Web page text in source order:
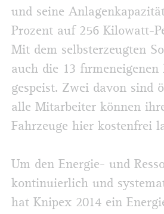
und seine
Prozent auf 256 Kilowatt-
Mit dem selbsterzeugten
auch die 13 firmeneigenen
gespeist. Zwei davon sind
alle Mitarbeiter können
Fahrzeuge hier kostenfrei
Um den Energie- und
kontinuierlich und
hat Knipex 2014 ein